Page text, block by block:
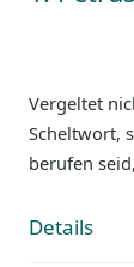
Vergeltet
Scheltwort,
berufen
Details